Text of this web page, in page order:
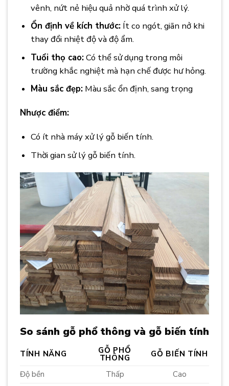
vênh, nứt nẻ hiệu quả nhờ quá trình xử lý.
Ổn định về kích thước:Ít co ngót, giãn nở khi
thay đổi nhiệt độ và độ ẩm.
Tuổi thọ cao:Có thể sử dụng trong môi
trường khắc nghiệt mà hạn chế được hư hỏng.
Màu sắc đẹp:Màu sắc ổn định, sang trọng
Nhược điểm:
Có ít nhà máy xử lý gỗ biến tính.
Thời gian sử lý gỗ biến tính.
So sánh gỗ phổ thông và gỗ biến tính
TÍNH NĂNG GỖ PHỔ
THÔNG
GỖ BIẾN TÍNH
Độ bền
Thấp
Cao